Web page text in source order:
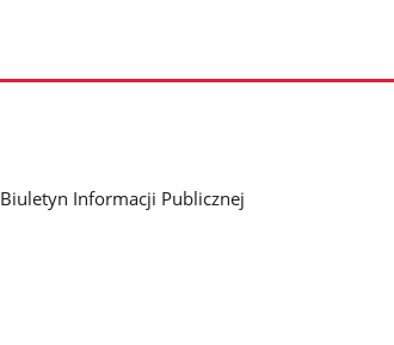
Biuletyn Informacji Publicznej